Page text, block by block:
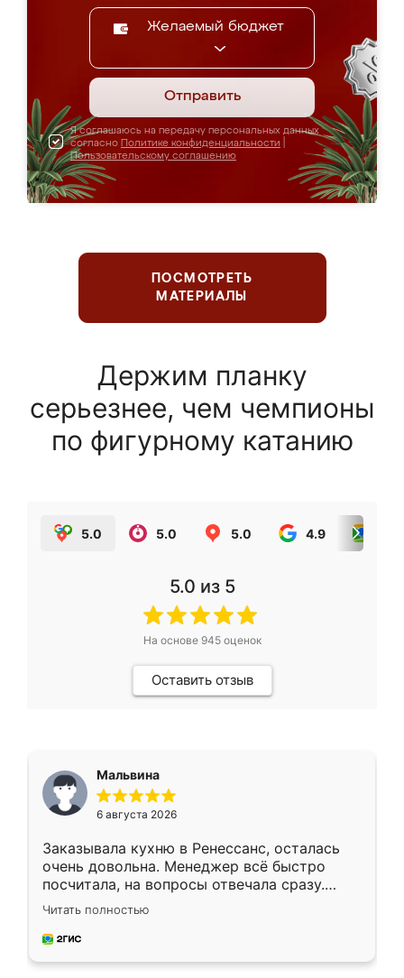
Желаемый бюджет
Отправить
Я соглашаюсь на передачу персональных данных
согласно Политике конфиденциальности
Пользовательскому соглашению
ПОСМОТРЕТЬ
МАТЕРИАЛЫ
Держим планку
серьезнее, чем чемпионы
по фигурному катанию
5.0 5.0 5.0 4.9
5.0 из 5
На основе 945оценок
Оставить отзыв
Мальвина
6 августа 2026
Заказывала кухню в Ренессанс, осталась
очень довольна. Менеджер всё быстро
посчитала, на вопросы отвечала сразу.
Замерщик приехал в субботу, подошёл к
делу со всей ответственностью. Собрали
за день, ребята работали аккуратно, даже
Читать полностью